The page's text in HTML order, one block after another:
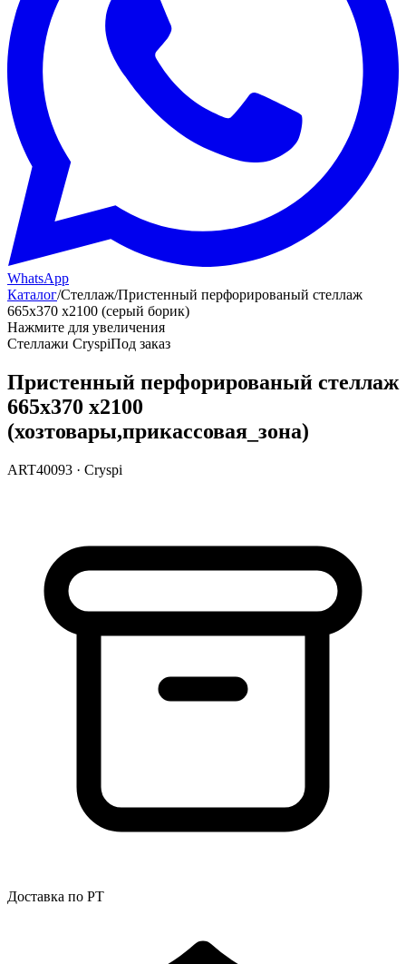
WhatsApp
Каталог/Стеллаж/Пристенный перфорированый стеллаж
665х370 х2100 (серый борик)
Нажмите для увеличения
Стеллажи CryspiПод заказ
Пристенный перфорированый стеллаж
665х370 х2100
(хозтовары,прикассовая_зона)
ART40093 · Cryspi
Доставка по РТ